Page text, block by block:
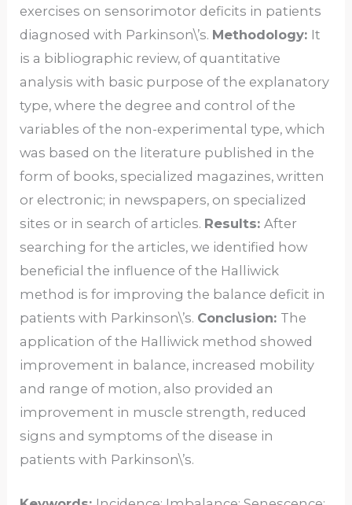
exercises on sensorimotor deficits in patients
diagnosed with Parkinson\’s. Methodology: It
is a bibliographic review, of quantitative
analysis with basic purpose of the explanatory
type, where the degree and control of the
variables of the non-experimental type, which
was based on the literature published in the
form of books, specialized magazines, written
or electronic; in newspapers, on specialized
sites or in search of articles. Results:After
searching for the articles, we identified how
beneficial the influence of the Halliwick
method is for improving the balance deficit in
patients with Parkinson\’s. Conclusion: The
application of the Halliwick method showed
improvement in balance, increased mobility
and range of motion, also provided an
improvement in muscle strength, reduced
signs and symptoms of the disease in
patients with Parkinson\’s.